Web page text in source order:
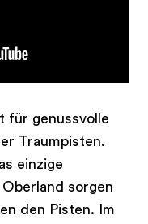
für genussvolle
Traumpisten.
einzige
sorgen
den Pisten. Im